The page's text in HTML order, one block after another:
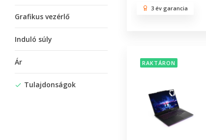
Grafikus vezérlő
Induló súly
Ár
Tulajdonságok
3 év garancia
RAKTÁRON